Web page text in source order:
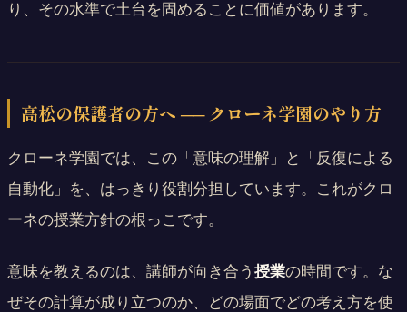
り、その水準で土台を固めることに価値があります。
高松の保護者の方へ ── クローネ学園のやり方
クローネ学園では、この「意味の理解」と「反復による
自動化」を、はっきり役割分担しています。これがクロ
ーネの授業方針の根っこです。
意味を教えるのは、講師が向き合う 授業の時間です。な
ぜその計算が成り立つのか、どの場面でどの考え方を使